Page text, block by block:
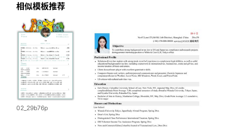
相似模板推荐
02_29b76p